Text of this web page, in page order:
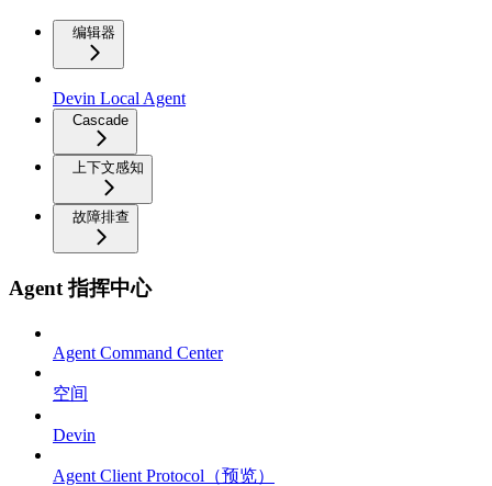
编辑器
Devin Local Agent
Cascade
上下文感知
故障排查
Agent 指挥中心
Agent Command Center
空间
Devin
Agent Client Protocol（预览）